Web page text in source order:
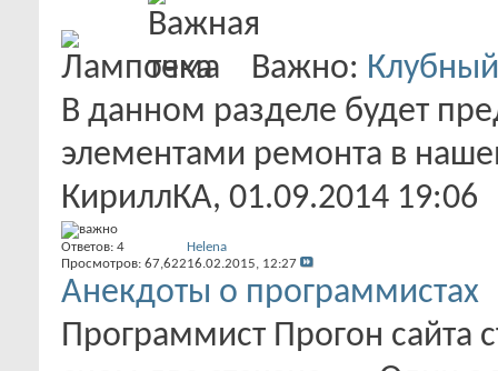
Важно:
В данном разделе будет
элементами ремонта в
КириллКА‎, 01.09.2014 19:06
Ответов: 4
Просмотров: 67,622
Helena
16.02.2015, 12:27
Анекдоты о программистах
Программист Прогон сайта